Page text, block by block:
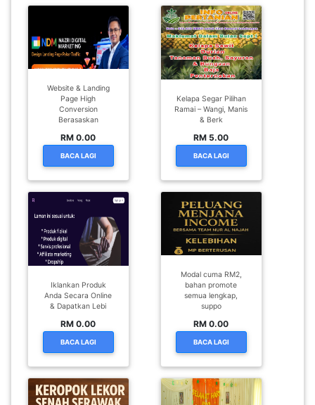
Website & Landing
Page High
Conversion
Berasaskan
RM 0.00
BACA LAGI
Kelapa Segar Pilihan
Ramai – Wangi, Manis
& Berk
RM 5.00
BACA LAGI
Iklankan Produk
Anda Secara Online
& Dapatkan Lebi
RM 0.00
BACA LAGI
Modal cuma RM2,
bahan promote
semua lengkap,
suppo
RM 0.00
BACA LAGI